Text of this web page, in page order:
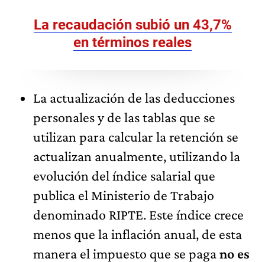
La recaudación subió un 43,7%
en términos reales
La actualización de las deducciones
personales y de las tablas que se
utilizan para calcular la retención se
actualizan anualmente, utilizando la
evolución del índice salarial que
publica el Ministerio de Trabajo
denominado RIPTE. Este índice crece
menos que la inflación anual, de esta
manera el impuesto que se pagano es